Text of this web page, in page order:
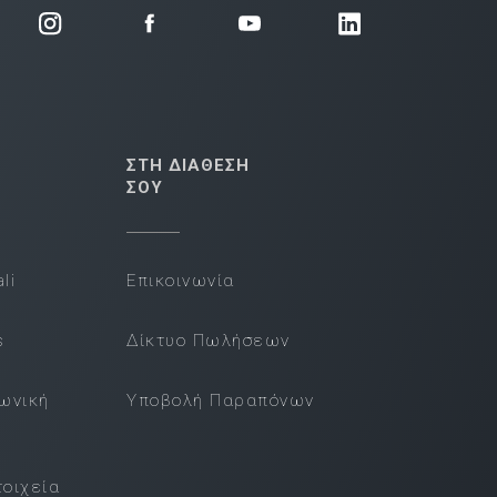
ΣΤΗ ΔΙΑΘΕΣΗ
ΣΟΥ
Επικοινωνία
Δίκτυο Πωλήσεων
Υποβολή Παραπόνων